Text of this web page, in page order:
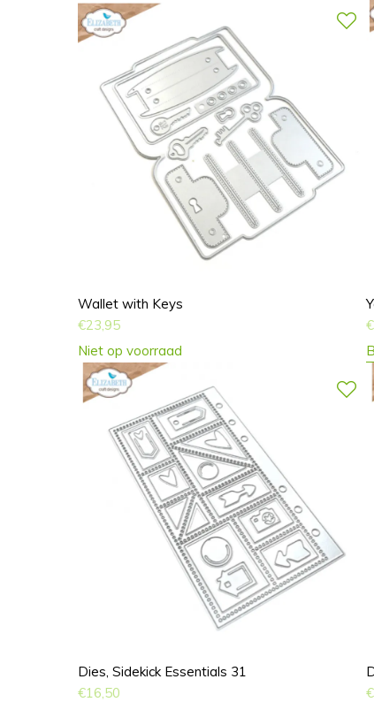
Wallet with Keys
€23,95
Niet op voorraad
€
Dies, Sidekick Essentials 31
€16,50
€